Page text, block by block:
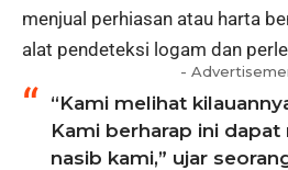
menjual perhiasan atau harta
alat pendeteksi logam dan
-
“Kami melihat
Kami berharap ini
nasib kami,” ujar